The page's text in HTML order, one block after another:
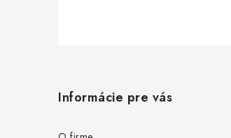
Informácie pre vás